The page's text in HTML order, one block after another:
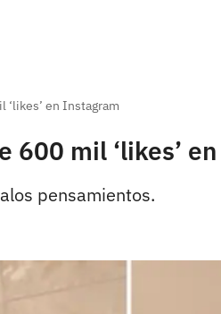
‘likes’ en Instagram
600 mil ‘likes’
pensamientos.